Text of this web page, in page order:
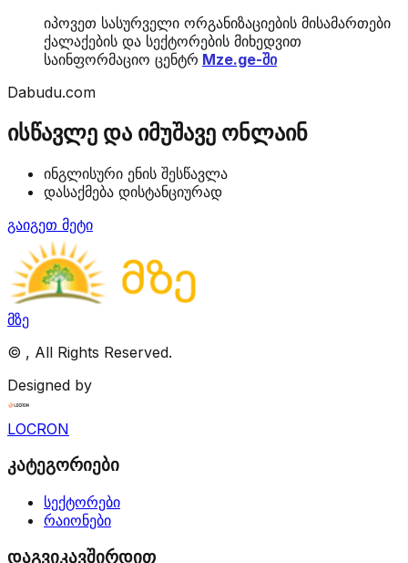
იპოვეთ სასურველი ორგანიზაციების მისამართები
ქალაქების და სექტორების მიხედვით
საინფორმაციო ცენტრ Mze.ge-ში
Dabudu.com
ისწავლე და იმუშავე ონლაინ
ინგლისური ენის შესწავლა
დასაქმება დისტანციურად
გაიგეთ მეტი
მზე
© , All Rights Reserved.
Designed by
LOCRON
კატეგორიები
სექტორები
რაიონები
დაგვიკავშირდით